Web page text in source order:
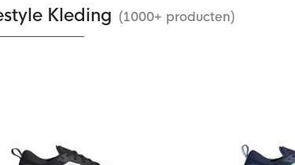
Kleding (1000+ producten)